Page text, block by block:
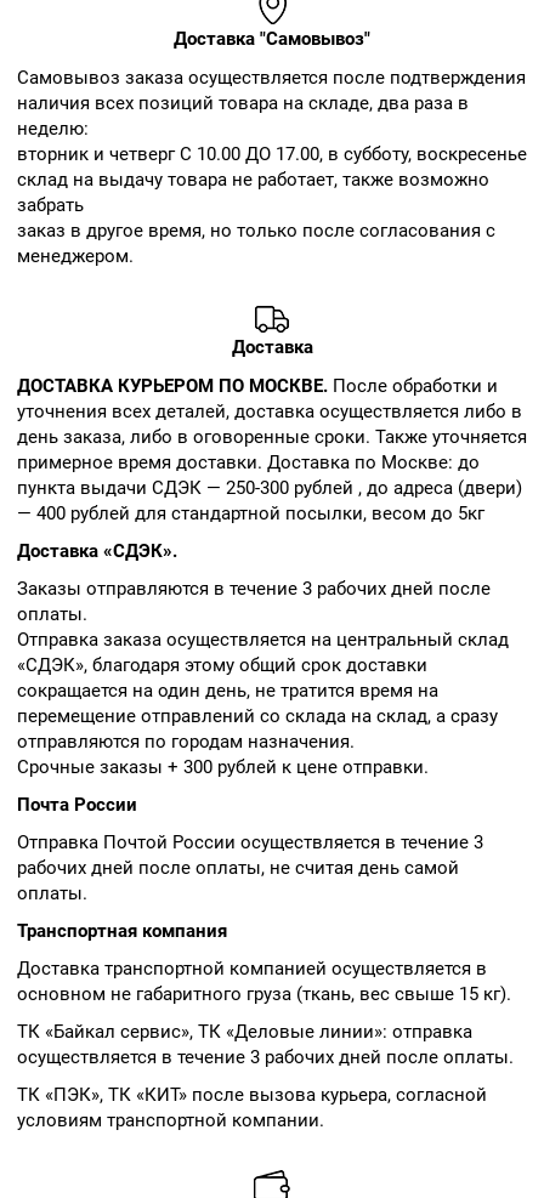
Доставка "Самовывоз"
Cамовывоз заказа осуществляется после подтверждения
наличия всех позиций товара на складе, два раза в
неделю:
вторник и четверг С 10.00 ДО 17.00, в субботу, воскресенье
склад на выдачу товара не работает, также возможно
забрать
заказ в другое время, но только после согласования с
менеджером.
Доставка
ДОСТАВКА КУРЬЕРОМ ПО МОСКВЕ. После обработки и
уточнения всех деталей, доставка осуществляется либо в
день заказа, либо в оговоренные сроки. Также уточняется
примерное время доставки. Доставка по Москве: до
пункта выдачи СДЭК — 250-300 рублей , до адреса (двери)
— 400 рублей для стандартной посылки, весом до 5кг
Доставка «СДЭК».
Заказы отправляются в течение 3 рабочих дней после
оплаты.
Отправка заказа осуществляется на центральный склад
«СДЭК», благодаря этому общий срок доставки
сокращается на один день, не тратится время на
перемещение отправлений со склада на склад, а сразу
отправляются по городам назначения.
Срочные заказы + 300 рублей к цене отправки.
Почта России
Отправка Почтой России осуществляется в течение 3
рабочих дней после оплаты, не считая день самой
оплаты.
Транспортная компания
Доставка транспортной компанией осуществляется в
основном не габаритного груза (ткань, вес свыше 15 кг).
ТК «Байкал сервис», ТК «Деловые линии»: отправка
осуществляется в течение 3 рабочих дней после оплаты.
ТК «ПЭК», ТК «КИТ» после вызова курьера, согласной
условиям транспортной компании.